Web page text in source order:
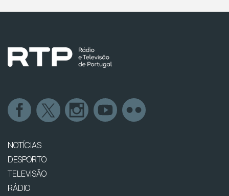
NOTÍCIAS
DESPORTO
TELEVISÃO
RÁDIO